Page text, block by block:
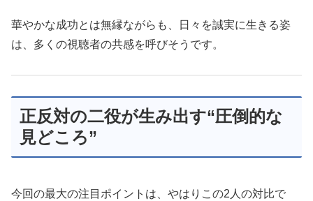
華やかな成功とは無縁ながらも、日々を誠実に生きる姿
は、多くの視聴者の共感を呼びそうです。
正反対の二役が生み出す“圧倒的な
見どころ”
今回の最大の注目ポイントは、やはりこの2人の対比で